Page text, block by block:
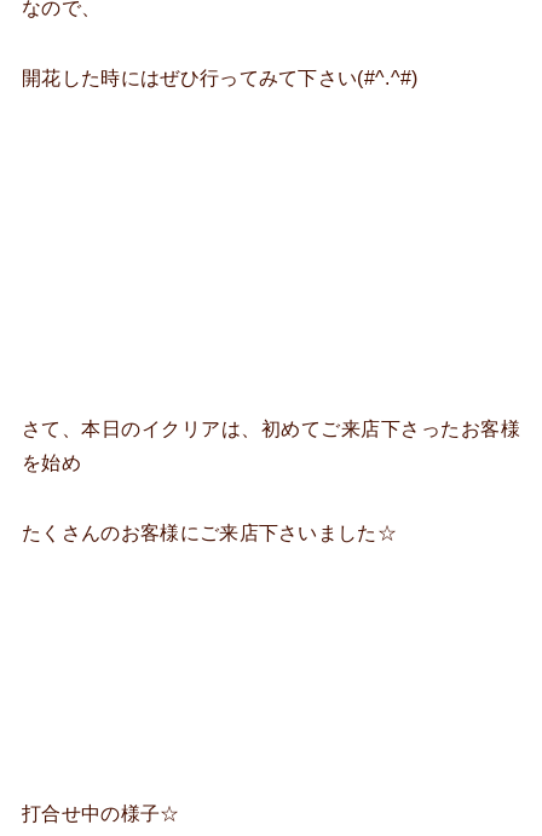
なので、
開花した時にはぜひ行ってみて下さい(#^.^#)
さて、本日のイクリアは、初めてご来店下さったお客様
を始め
たくさんのお客様にご来店下さいました☆
打合せ中の様子☆